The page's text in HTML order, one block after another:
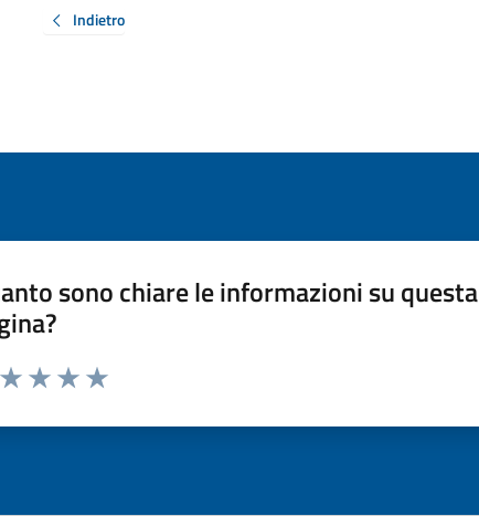
Indietro
sono chiare le informazioni su questa
da 1 a 5 stelle la pagina